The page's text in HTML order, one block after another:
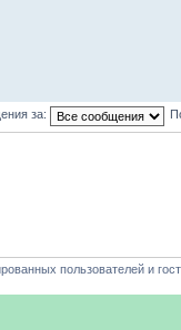
за:
пользователей и